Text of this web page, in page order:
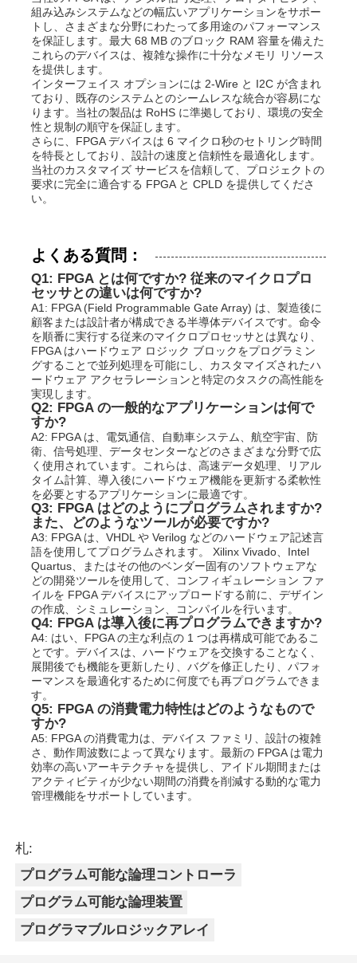
組み込みシステムなどの幅広いアプリケーションをサポー
トし、さまざまな分野にわたって多用途のパフォーマンス
を保証します。最大 68 MB のブロック RAM 容量を備えた
これらのデバイスは、複雑な操作に十分なメモリ リソース
を提供します。
インターフェイス オプションには 2-Wire と I2C が含まれ
ており、既存のシステムとのシームレスな統合が容易にな
ります。当社の製品は RoHS に準拠しており、環境の安全
性と規制の順守を保証します。
さらに、FPGA デバイスは 6 マイクロ秒のセトリング時間
を特長としており、設計の速度と信頼性を最適化します。
当社のカスタマイズ サービスを信頼して、プロジェクトの
要求に完全に適合する FPGA と CPLD を提供してくださ
い。
よくある質問：
Q1: FPGA とは何ですか? 従来のマイクロプロ
セッサとの違いは何ですか?
A1: FPGA (Field Programmable Gate Array) は、製造後に
顧客または設計者が構成できる半導体デバイスです。命令
を順番に実行する従来のマイクロプロセッサとは異なり、
FPGA はハードウェア ロジック ブロックをプログラミン
グすることで並列処理を可能にし、カスタマイズされたハ
ードウェア アクセラレーションと特定のタスクの高性能を
実現します。
Q2: FPGA の一般的なアプリケーションは何で
すか?
A2: FPGA は、電気通信、自動車システム、航空宇宙、防
衛、信号処理、データセンターなどのさまざまな分野で広
く使用されています。これらは、高速データ処理、リアル
タイム計算、導入後にハードウェア機能を更新する柔軟性
を必要とするアプリケーションに最適です。
Q3: FPGA はどのようにプログラムされますか?
また、どのようなツールが必要ですか?
A3: FPGA は、VHDL や Verilog などのハードウェア記述言
語を使用してプログラムされます。 Xilinx Vivado、Intel
Quartus、またはその他のベンダー固有のソフトウェアな
どの開発ツールを使用して、コンフィギュレーション ファ
イルを FPGA デバイスにアップロードする前に、デザイン
の作成、シミュレーション、コンパイルを行います。
Q4: FPGA は導入後に再プログラムできますか?
A4: はい、FPGA の主な利点の 1 つは再構成可能であるこ
とです。デバイスは、ハードウェアを交換することなく、
展開後でも機能を更新したり、バグを修正したり、パフォ
ーマンスを最適化するために何度でも再プログラムできま
す。
Q5: FPGA の消費電力特性はどのようなもので
すか?
A5: FPGA の消費電力は、デバイス ファミリ、設計の複雑
さ、動作周波数によって異なります。最新の FPGA は電力
効率の高いアーキテクチャを提供し、アイドル期間または
アクティビティが少ない期間の消費を削減する動的な電力
管理機能をサポートしています。
札:
プログラム可能な論理コントローラ
プログラム可能な論理装置
プログラマブルロジックアレイ